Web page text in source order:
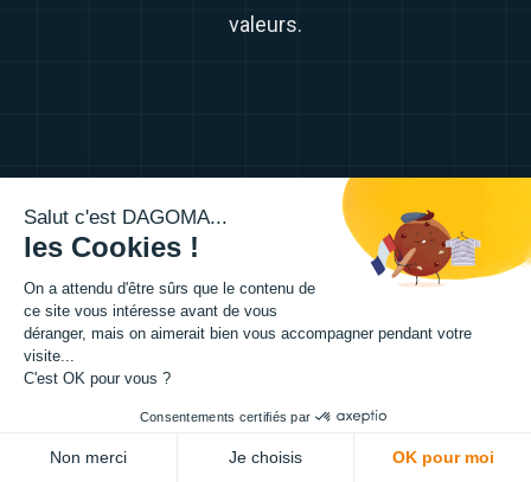
valeurs.
01
Salut c'est DAGOMA...
les Cookies !
On a attendu d'être sûrs que le contenu de
ce site vous intéresse avant de vous
déranger, mais on aimerait bien vous accompagner pendant votre
visite...
C'est OK pour vous ?
Consentements certifiés par
Non merci Je choisis OK pour moi